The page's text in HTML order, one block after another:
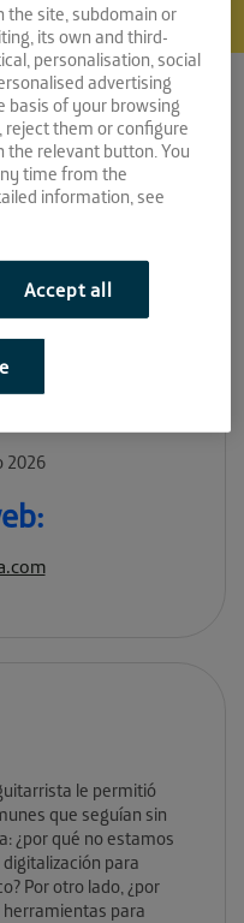
2026
le permitió
que seguían sin
¿por qué no estamos
para
Por otro lado, ¿por
para
the site, subdomain or
its own and third-
personalisation, social
advertising
basis of your browsing
reject them or configure
the relevant button. You
time from the
information, see
Accept all